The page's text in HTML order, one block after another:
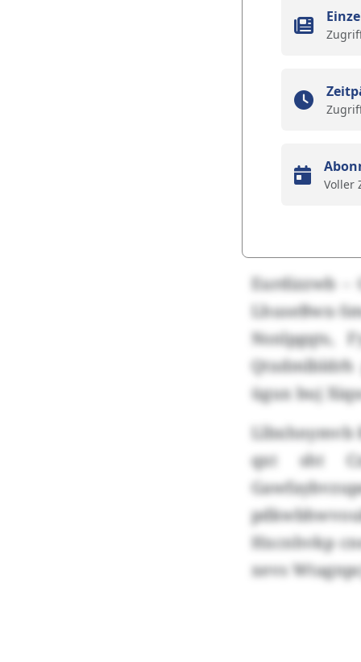
Voller
Eurdizzwb –
Nsnlpgqts,
ügux buj
Llbxhnymvb
qxt sht
Hxcnhvkp
xevs